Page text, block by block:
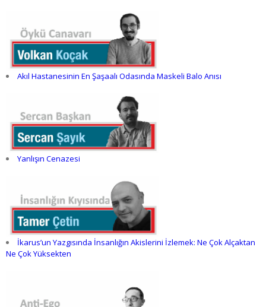
Akıl Hastanesinin En Şaşaalı Odasında Maskeli Balo Anısı
Yanlışın Cenazesi
İkarus’un Yazgısında İnsanlığın Akislerini İzlemek: Ne Çok Alçaktan
Ne Çok Yüksekten